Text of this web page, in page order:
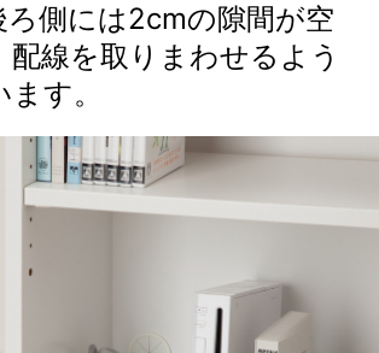
ろ側には2cmの隙間が空
配線を取りまわせるよう
す。